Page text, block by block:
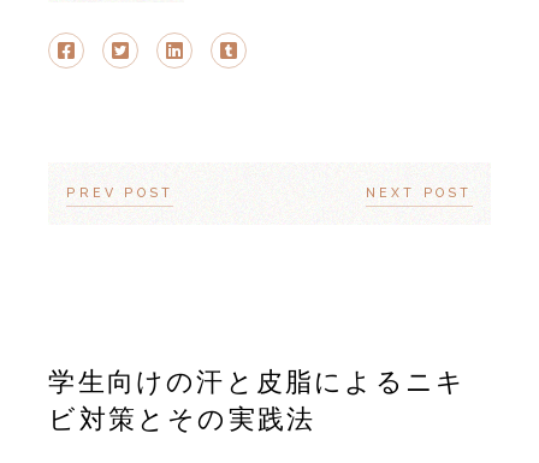
PREV POST NEXT POST
学生向けの汗と皮脂によるニキ
ビ対策とその実践法